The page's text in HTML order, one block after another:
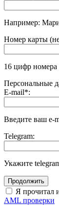
Например:
Номер карты
16 цифр номера
Персональные
E-mail*:
Введите ваш e-
Telegram:
Укажите
Я прочитал
AML проверки